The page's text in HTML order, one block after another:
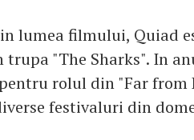
lumea filmului, Quiad
"The Sharks". In
rolul din "Far from
festivaluri din